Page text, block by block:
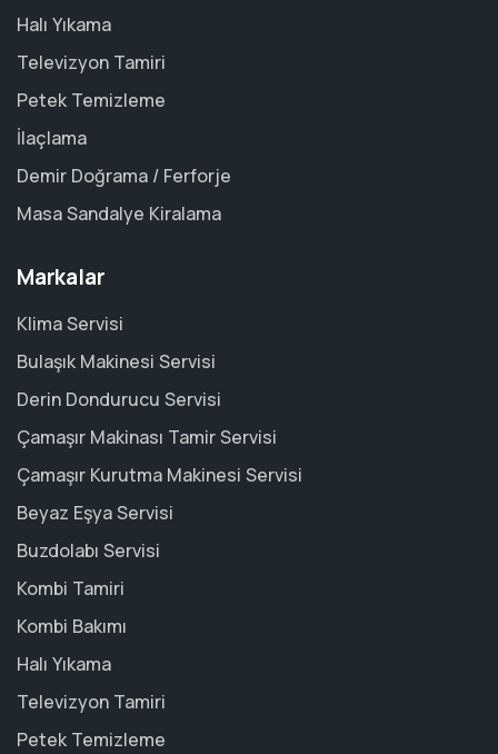
Halı Yıkama
Televizyon Tamiri
Petek Temizleme
İlaçlama
Demir Doğrama / Ferforje
Masa Sandalye Kiralama
Markalar
Klima Servisi
Bulaşık Makinesi Servisi
Derin Dondurucu Servisi
Çamaşır Makinası Tamir Servisi
Çamaşır Kurutma Makinesi Servisi
Beyaz Eşya Servisi
Buzdolabı Servisi
Kombi Tamiri
Kombi Bakımı
Halı Yıkama
Televizyon Tamiri
Petek Temizleme